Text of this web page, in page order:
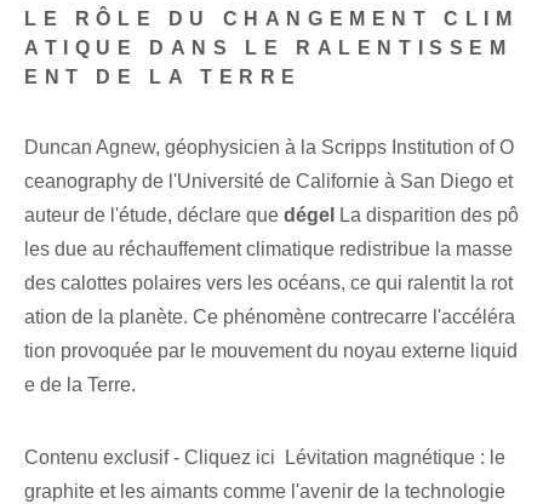
LE RÔLE DU CHANGEMENT CLIM
ATIQUE DANS LE RALENTISSEM
ENT DE LA TERRE
Duncan Agnew, géophysicien à la Scripps Institution of O
ceanography de l'Université de Californie à San Diego et
auteur de l'étude, déclare que dégel
La disparition des pô
les due au réchauffement climatique redistribue la masse
des calottes polaires vers les océans, ce qui ralentit la rot
ation de la planète. Ce phénomène contrecarre l'accéléra
tion provoquée par le mouvement du noyau externe liquid
e de la Terre.
Contenu exclusif - Cliquez ici Lévitation magnétique : le
graphite et les aimants comme l'avenir de la technologie